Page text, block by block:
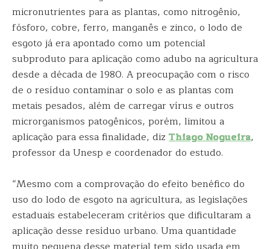
micronutrientes para as plantas, como nitrogênio,
fósforo, cobre, ferro, manganês e zinco, o lodo de
esgoto já era apontado como um potencial
subproduto para aplicação como adubo na agricultura
desde a década de 1980. A preocupação com o risco
de o resíduo contaminar o solo e as plantas com
metais pesados, além de carregar vírus e outros
microrganismos patogênicos, porém, limitou a
aplicação para essa finalidade, diz Thiago Nogueira,
professor da Unesp e coordenador do estudo.
“Mesmo com a comprovação do efeito benéfico do
uso do lodo de esgoto na agricultura, as legislações
estaduais estabeleceram critérios que dificultaram a
aplicação desse resíduo urbano. Uma quantidade